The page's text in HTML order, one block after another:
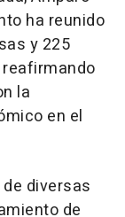
ha reunido
y 225
la
en el
diversas
de